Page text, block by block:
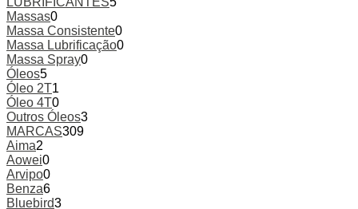
Massas0
Massa Consistente0
Massa Lubrificação0
Massa Spray0
Óleos5
Óleo 2T1
Óleo 4T0
Outros Óleos3
MARCAS309
Aima2
Aowei0
Arvipo0
Benza6
Bluebird3